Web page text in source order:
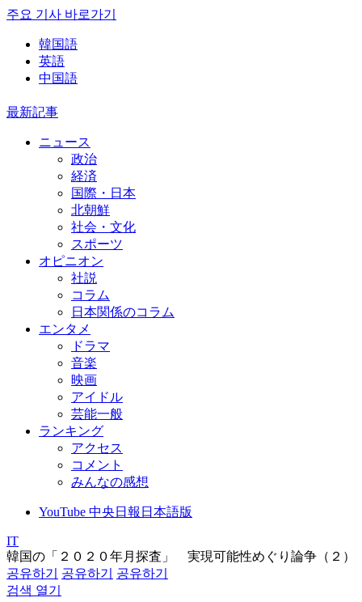
주요 기사 바로가기
韓国語
英語
中国語
最新記事
ニュース
政治
経済
国際・日本
北朝鮮
社会・文化
スポーツ
オピニオン
社説
コラム
日本関係のコラム
エンタメ
ドラマ
音楽
映画
アイドル
芸能一般
ランキング
アクセス
コメント
みんなの感想
YouTube 中央日報日本語版
IT
韓国の「２０２０年月探査」 実現可能性めぐり論争（２）
공유하기
공유하기
공유하기
검색 열기